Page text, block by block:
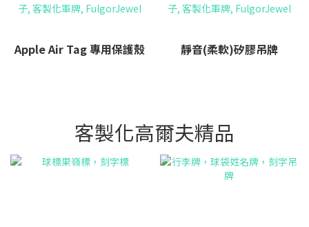
Apple Air Tag 專用保護殼 靜音(柔軟)矽膠吊牌
客製化高爾夫精品